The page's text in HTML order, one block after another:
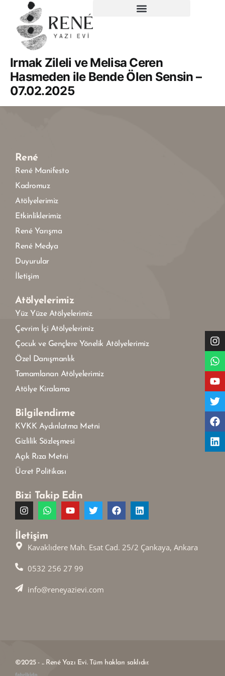
Irmak Zileli ve Melisa Ceren
Hasmeden ile Bende Ölen Sensin –
07.02.2025
René
René Manifesto
Kadromuz
Atölyelerimiz
Etkinliklerimiz
René Yarışma
René Medya
Duyurular
İletişim
Atölyelerimiz
Yüz Yüze Atölyelerimiz
Çevrim İçi Atölyelerimiz
Çocuk ve Gençlere Yönelik Atölyelerimiz
Özel Danışmanlık
Tamamlanan Atölyelerimiz
Atölye Kiralama
Bilgilendirme
KVKK Aydınlatma Metni
Gizlilik Sözleşmesi
Açık Rıza Metni
Ücret Politikası
Bizi Takip Edin
İletişim
Kavaklıdere Mah. Esat Cad. 25/2 Çankaya, Ankara
0532 256 27 99
info@reneyazievi.com
©2025 - ... René Yazı Evi. Tüm hakları saklıdır.